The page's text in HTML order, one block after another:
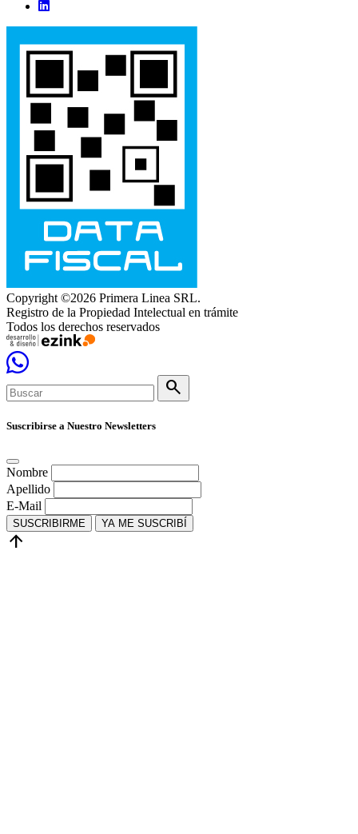
Copyright ©2026 Primera Linea SRL.
Registro de la Propiedad Intelectual en trámite
Todos los derechos reservados
search
Suscribirse a Nuestro Newsletters
Nombre
Apellido
E-Mail
SUSCRIBIRME YA ME SUSCRIBÍ
arrow_upward